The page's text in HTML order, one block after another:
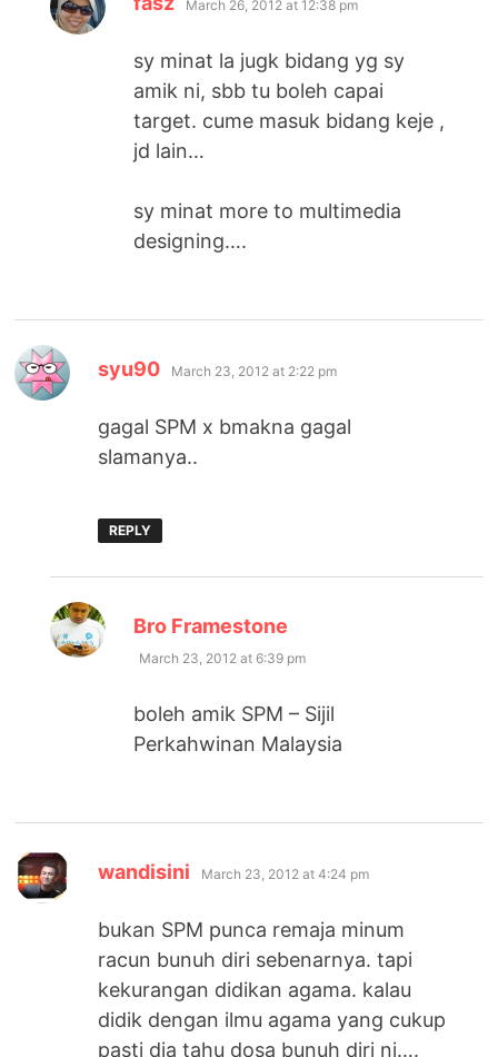
March 26, 2012 at 12:38 pm
sy minat la jugk bidang yg sy
amik ni, sbb tu boleh capai
target. cume masuk bidang keje ,
jd lain…
sy minat more to multimedia
designing….
syu90 says:
March 23, 2012 at 2:22 pm
gagal SPM x bmakna gagal
slamanya..
REPLY
Bro Framestone
March 23, 2012 at 6:39 pm
boleh amik SPM – Sijil
Perkahwinan Malaysia
wandisini says:
March 23, 2012 at 4:24 pm
bukan SPM punca remaja minum
racun bunuh diri sebenarnya. tapi
kekurangan didikan agama. kalau
didik dengan ilmu agama yang cukup
pasti dia tahu dosa bunuh diri ni….